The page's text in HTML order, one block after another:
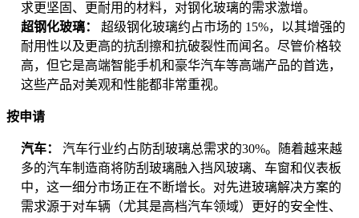
求更坚固、更耐用的材料，对钢化玻璃的需求激增。
超钢化玻璃： 超级钢化玻璃约占市场的 15%，以其增强的
耐用性以及更高的抗刮擦和抗破裂性而闻名。尽管价格较
高，但它是高端智能手机和豪华汽车等高端产品的首选，
这些产品对美观和性能都非常重视。
按申请
汽车： 汽车行业约占防刮玻璃总需求的30%。随着越来越
多的汽车制造商将防刮玻璃融入挡风玻璃、车窗和仪表板
中，这一细分市场正在不断增长。对先进玻璃解决方案的
需求源于对车辆（尤其是高档汽车领域）更好的安全性、